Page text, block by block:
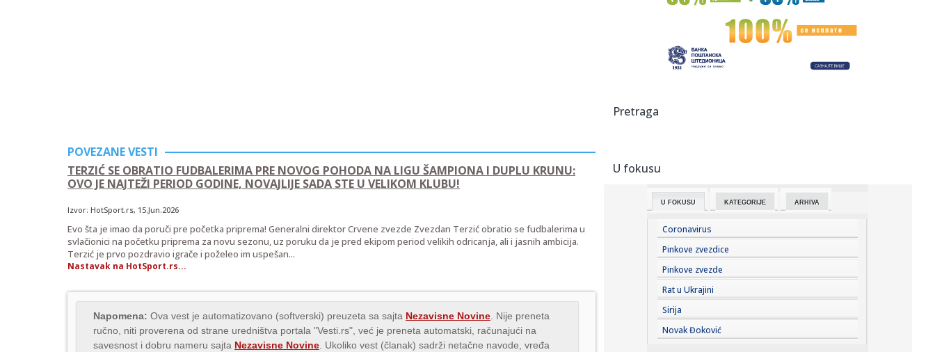
POVEZANE VESTI
TERZIĆ SE OBRATIO FUDBALERIMA PRE NOVOG POHODA NA LIGU ŠAMPIONA I DUPLU KRUNU:
OVO JE NAJTEŽI PERIOD GODINE, NOVAJLIJE SADA STE U VELIKOM KLUBU!
Izvor: HotSport.rs, 15.Jun.2026
Evo šta je imao da poruči pre početka priprema! Generalni direktor Crvene zvezde Zvezdan Terzić obratio se fudbalerima u
svlačionici na početku priprema za novu sezonu, uz poruku da je pred ekipom period velikih odricanja, ali i jasnih ambicija.
Terzić je prvo pozdravio igrače i poželeo im uspešan...
Nastavak na HotSport.rs...
Napomena: Ova vest je automatizovano (softverski) preuzeta sa sajta Nezavisne Novine . Nije preneta
ručno, niti proverena od strane uredništva portala "Vesti.rs", već je preneta automatski, računajući na
savesnost i dobru nameru sajta Nezavisne Novine . Ukoliko vest (članak) sadrži netačne navode, vređa
Tragedija kod Požarevca: Čovek stradao u požaru koji je
23:38:Lara Gut-Behrami završila karijeru
20 ...
23:33:
23:27:
Pre „Černobiljske molitve“, stavite ovu knjigu nobelovke na
23:23:Lavlje srce srpskih juniorki! Srbija u dramatičnoj završnici
sr...
23:22:Moskvu čeka pakao: Izdato ozbiljno upozorenje; Oglasili
se meteo...
23:21:Betis očitao lekciju Arsenalu
Pretraga
U fokusu
U FOKUSU KATEGORIJE ARHIVA
Coronavirus
Pinkove zvezdice
Pinkove zvezde
Rat u Ukrajini
Sirija
Novak Đoković